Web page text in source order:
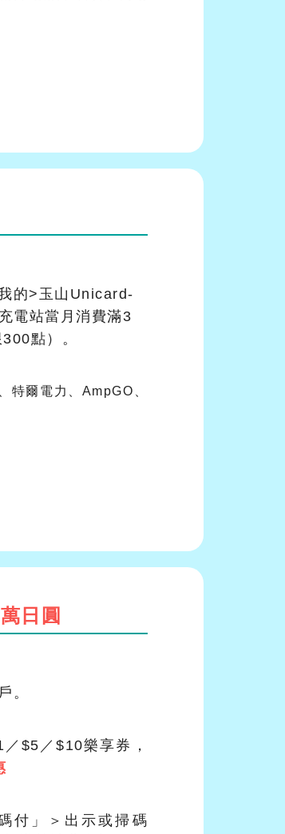
的>玉山Unicard-
電站當月消費滿3
點）。
爾電力、AmpGO、
日圓
。
$5／$10樂享券，
付」＞出示或掃碼